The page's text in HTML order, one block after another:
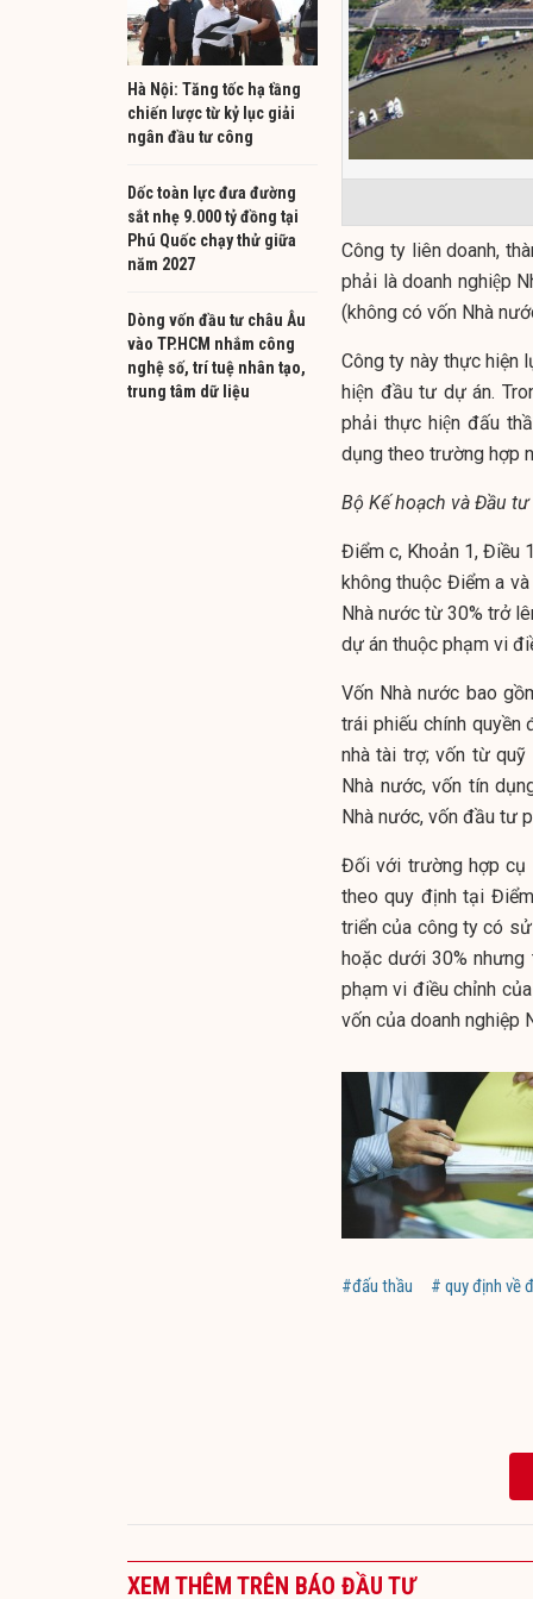
Hà Nội: Tăng tốc hạ tầng
chiến lược từ kỷ lục giải
ngân đầu tư công
Dốc toàn lực đưa đường
sắt nhẹ 9.000 tỷ đồng tại
Phú Quốc chạy thử giữa
năm 2027
Dòng vốn đầu tư châu Âu
vào TP.HCM nhắm công
nghệ số, trí tuệ nhân tạo,
trung tâm dữ liệu
Công ty liên doanh,
phải là doanh nghiệp
(không có vốn Nhà
Công ty này thực hiện
hiện đầu tư dự án.
phải thực hiện đấu
dụng theo trường hợp
Bộ Kế hoạch và Đầu
Điểm c, Khoản 1, Điều
không thuộc Điểm a
Nhà nước từ 30% trở
dự án thuộc phạm vi
Vốn Nhà nước bao
trái phiếu chính quyền
nhà tài trợ; vốn từ
Nhà nước, vốn tín
Nhà nước, vốn đầu tư
Đối với trường hợp cụ
theo quy định tại
triển của công ty có
hoặc dưới 30%
phạm vi điều chỉnh
vốn của doanh nghiệp
#đấu thầu # quy định về
XEM THÊM TRÊN BÁO ĐẦU TƯ